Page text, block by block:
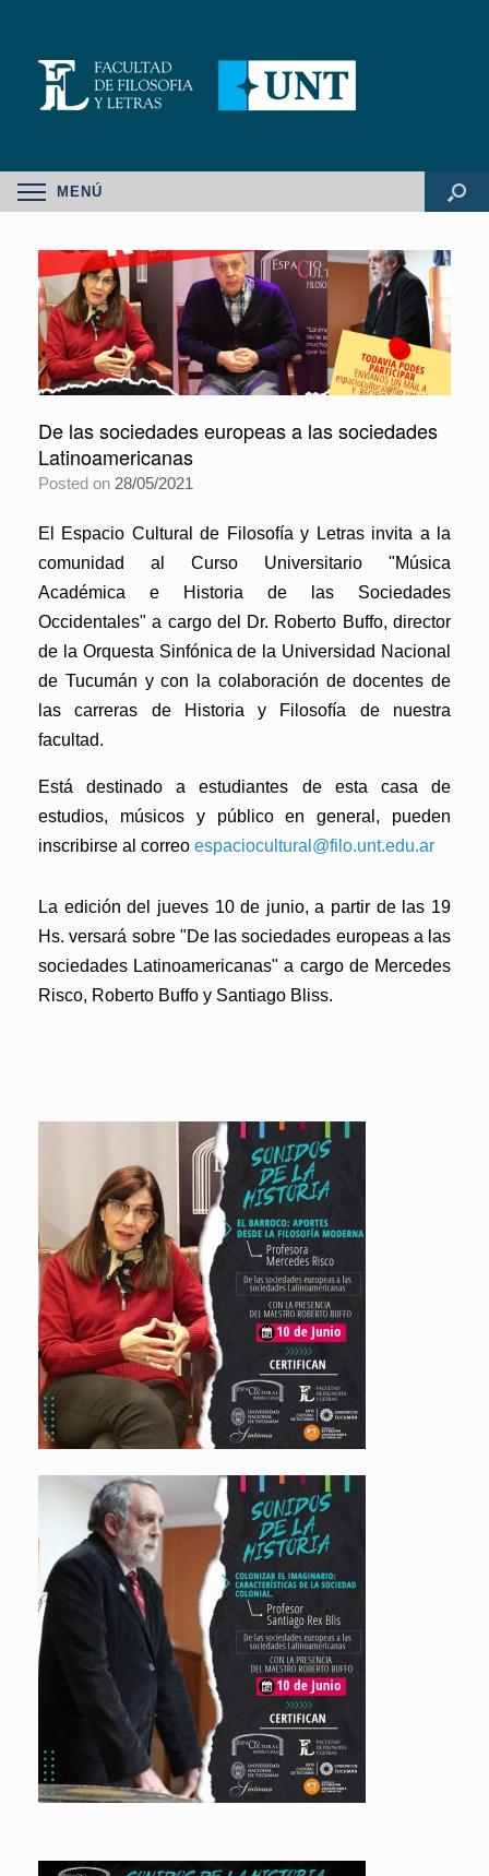
MENÚ
De las sociedades europeas a las sociedades
Latinoamericanas
Posted on 28/05/2021
El Espacio Cultural de Filosofía y Letras invita a la
comunidad al Curso Universitario "Música
Académica e Historia de las Sociedades
Occidentales" a cargo del Dr. Roberto Buffo, director
de la Orquesta Sinfónica de la Universidad Nacional
de Tucumán y con la colaboración de docentes de
las carreras de Historia y Filosofía de nuestra
facultad.
Está destinado a estudiantes de esta casa de
estudios, músicos y público en general, pueden
inscribirse al correo espaciocultural@filo.unt.edu.ar
La edición del jueves 10 de junio, a partir de las 19
Hs. versará sobre"De las sociedades europeas a las
sociedades Latinoamericanas" a cargo de Mercedes
Risco, Roberto Buffo y Santiago Bliss.